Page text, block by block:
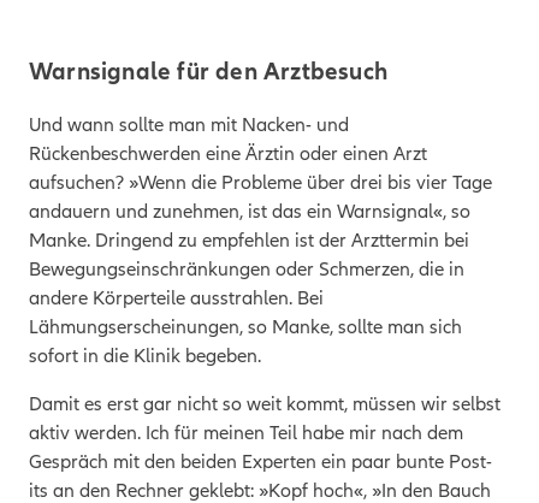
Warnsignale für den Arztbesuch
Und wann sollte man mit Nacken- und
Rückenbeschwerden eine Ärztin oder einen Arzt
aufsuchen? »Wenn die Probleme über drei bis vier Tage
andauern und zunehmen, ist das ein Warnsignal«, so
Manke. Dringend zu empfehlen ist der Arzttermin bei
Bewegungseinschränkungen oder Schmerzen, die in
andere Körperteile ausstrahlen. Bei
Lähmungserscheinungen, so Manke, sollte man sich
sofort in die Klinik begeben.
Damit es erst gar nicht so weit kommt, müssen wir selbst
aktiv werden. Ich für meinen Teil habe mir nach dem
Gespräch mit den beiden Experten ein paar bunte Post-
its an den Rechner geklebt: »Kopf hoch«, »In den Bauch